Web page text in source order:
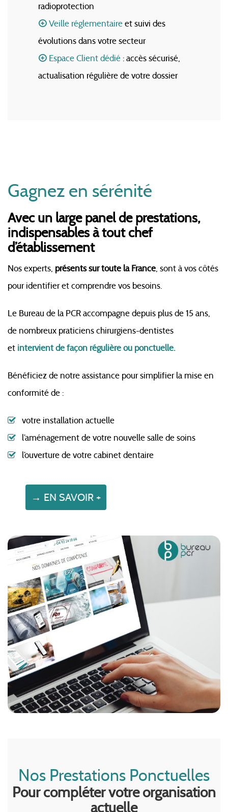
radioprotection
Veille réglementaireet suivi des
évolutions dans votre secteur
Espace Client dédié : accès sécurisé,
actualisation régulière de votre dossier
Gagnez en sérénité
Avec un large panel de prestations,
indispensables à tout chef
d’établissement
Nos experts, présents sur toute la France, sont à vos côtés
pour identifier et comprendre vos besoins.
Le Bureau de la PCR accompagne depuis plus de 15 ans,
de nombreux praticiens chirurgiens-dentistes
et intervientde façon régulière ou ponctuelle.
Bénéficiez de notre assistance pour simplifier la mise en
conformité de :
votre installation actuelle
l’aménagement de votre nouvelle salle de soins
l’ouverture de votre cabinet dentaire
→ EN SAVOIR +
Nos Prestations Ponctuelles
Pour compléter votre organisation
actuelle